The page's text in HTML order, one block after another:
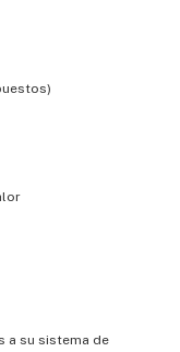
a su sistema de